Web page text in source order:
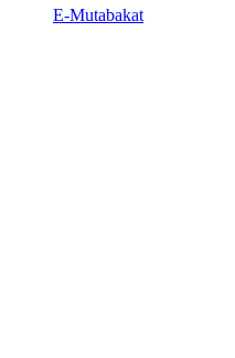
E-Mutabakat